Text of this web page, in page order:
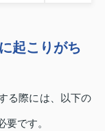
起こりがち
る際には、以下の
です。